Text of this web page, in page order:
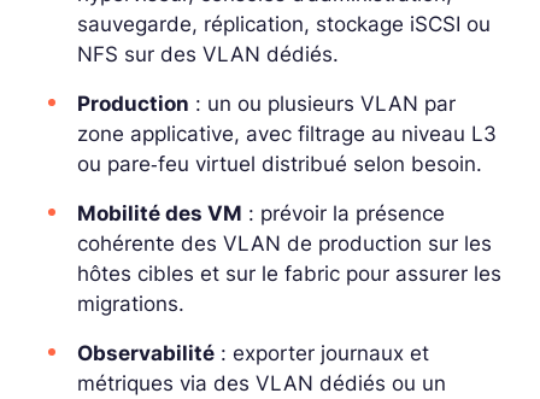
sauvegarde, réplication, stockage iSCSI ou
NFS sur des VLAN dédiés.
Production : un ou plusieurs VLAN par
zone applicative, avec filtrage au niveau L3
ou pare‑feu virtuel distribué selon besoin.
Mobilité des VM : prévoir la présence
cohérente des VLAN de production sur les
hôtes cibles et sur le fabric pour assurer les
migrations.
Observabilité : exporter journaux et
métriques via des VLAN dédiés ou un